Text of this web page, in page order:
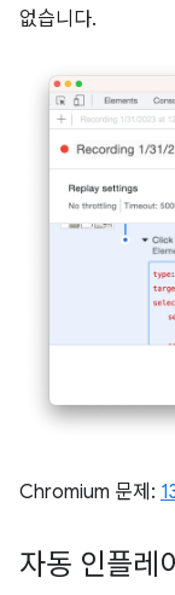
없습니다.
Chromium 문제:
자동 인플